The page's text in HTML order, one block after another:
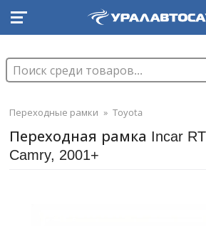
Переходные рамки » Toyota
Переходная рамка Incar
Camry, 2001+